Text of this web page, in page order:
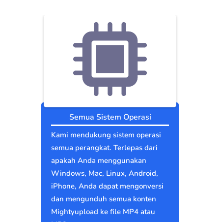
Semua Sistem Operasi
Kami mendukung sistem operasi
semua perangkat. Terlepas dari
apakah Anda menggunakan
Windows, Mac, Linux, Android,
iPhone, Anda dapat mengonversi
dan mengunduh semua konten
Mightyupload ke file MP4 atau